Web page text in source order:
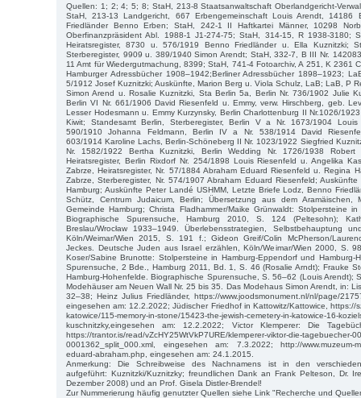
Quellen: 1; 2; 4; 5; 8; StaH, 213-8 Staatsanwaltschaft Oberlandgericht-
StaH, 213-13 Landgericht, 667 Erbengemeinschaft Louis Arendt, 14186
Friedländer Benno Erben; StaH, 242-1 II Haftkartei Männer, 10298
Oberfinanzpräsident Abl. 1988-1 J1-274-75; StaH, 314-15, R 1938-3180;
Heiratsregister, 8730 u. 576/1919 Benno Friedländer u. Ella Kuznitzki;
Sterberegister, 9909 u. 389/1940 Simon Arendt; StaH, 332-7, B III Nr.
11 Amt für Wiedergutmachung, 8399; StaH, 741-4 Fotoarchiv, A 251, K 2361
Hamburger Adressbücher 1908–1942;Berliner Adressbücher 1898–1923;
5/1912 Josef Kuznitzki; Auskünfte, Marion Berg u. Viola Schulz, LaB; LaB, P
Simon Arend u. Rosalie Kuznitzki, Sta Berlin 5a, Berlin Nr. 736/1902 Julie
Berlin VI Nr. 661/1906 David Riesenfeld u. Emmy, verw. Hirschberg, geb.
Lesser Hodesmann u. Emmy Kurzynsky, Berlin Charlottenburg II Nr.1026/
Kiwit; Standesamt Berlin, Sterberegister, Berlin V a Nr. 1673/1904
590/1910 Johanna Feldmann, Berlin IV a Nr. 538/1914 David
603/1914 Karoline Lachs, Berlin-Schöneberg II Nr. 1023/1922 Siegfried
Nr. 1582/1922 Bertha Kuznitzki, Berlin Wedding Nr. 1726/1938 Robert
Heiratsregister, Berlin Rixdorf Nr. 254/1898 Louis Riesenfeld u. Angelika
Zabrze, Heiratsregister, Nr. 57/1884 Abraham Eduard Riesenfeld u. Regina
Zabrze, Sterberegister, Nr. 574/1907 Abraham Eduard Riesenfeld;
Hamburg; Auskünfte Peter Landé USHMM, Letzte Briefe Lodz, Benno
Schütz, Centrum Judaicum, Berlin; Übersetzung aus dem Aramäischen,
Gemeinde Hamburg; Christa Fladhammer/Maike Grünwaldt: Stolpersteine
Biographische Spurensuche, Hamburg 2010, S. 124 (Peltesohn);
Breslau/Wrocław 1933–1949. Überlebensstrategien, Selbstbehauptung
Köln/Weimar/Wien 2015, S. 191 f.; Gideon Greif/Colin McPherson/
Jeckes. Deutsche Juden aus Israel erzählen, Köln/Weimar/Wien 2000, S.
Koser/Sabine Brunotte: Stolpersteine in Hamburg-Eppendorf und Hamburg-
Spurensuche, 2 Bde., Hamburg 2011, Bd. 1, S. 46 (Rosalie Arndt); Frauke
Hamburg-Hohenfelde. Biographische Spurensuche, S. 56–62 (Louis Arendt);
Modehäuser am Neuen Wall Nr. 25 bis 35. Das Modehaus Simon Arendt, in:
32–38; Heinz Julius Friedländer, https://www.joodsmonument.nl/nl/page/
eingesehen am: 12.2.2022; Jüdischer Friedhof in Kattowitz/Kattowice, https://
katowice/115-memory-in-stone/15423-the-jewish-cemetery-in-katowice-16-
kuschnitzky,eingesehen am: 12.2.2022; Victor Klemperer: Die
https://trantor.is/read/vZcHY25WtVkP7URE/klemperer-viktor-die-tagebuecher-
0001362_split_000.xml, eingesehen am: 7.3.2022; http://www.muzeum-
eduard-abraham.php, eingesehen am: 24.1.2015.
Anmerkung: Die Schreibweise des Nachnamens ist in den
aufgeführt: Kuznitzki/Kuznitzky; freundlichen Dank an Frank Pelteson, Dr.
Dezember 2008) und an Prof. Gisela Distler-Brendel!
Zur Nummerierung häufig genutzter Quellen siehe Link "Recherche und